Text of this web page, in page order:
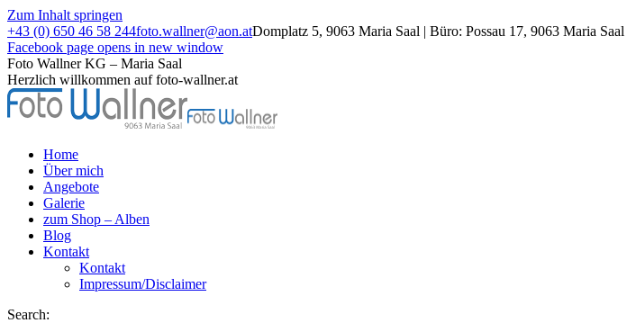
Zum Inhalt springen
+43 (0) 650 46 58 244foto.wallner@aon.atDomplatz 5, 9063 Maria Saal | Büro: Possau 17, 9063 Maria Saal
Facebook page opens in new window
Foto Wallner KG – Maria Saal
Herzlich willkommen auf foto-wallner.at
Home
Über mich
Angebote
Galerie
zum Shop – Alben
Blog
Kontakt
Kontakt
Impressum/Disclaimer
Search: